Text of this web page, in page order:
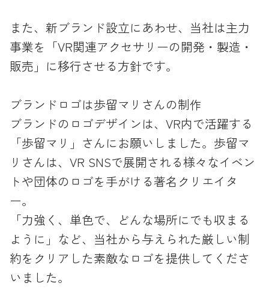
また、新ブランド設立にあわせ、当社は主力
事業を「VR関連アクセサリーの開発・製造・
販売」に移行させる方針です。
ブランドロゴは歩留マリさんの制作
ブランドのロゴデザインは、VR内で活躍する
「歩留マリ」さんにお願いしました。歩留マ
リさんは、VR SNSで展開される様々なイベン
トや団体のロゴを手がける著名クリエイタ
ー。
「力強く、単色で、どんな場所にでも収まる
ように」など、当社から与えられた厳しい制
約をクリアした素敵なロゴを提供してくださ
いました。